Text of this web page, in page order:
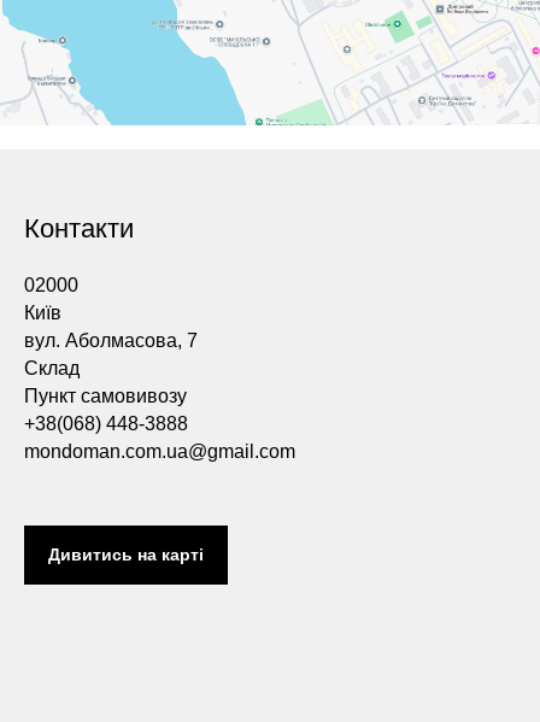
Контакти
02000
Київ
вул. Аболмасова, 7
Склад
Пункт самовивозу
+38(068) 448-3888
mondoman.com.ua@gmail.com
Дивитись на карті